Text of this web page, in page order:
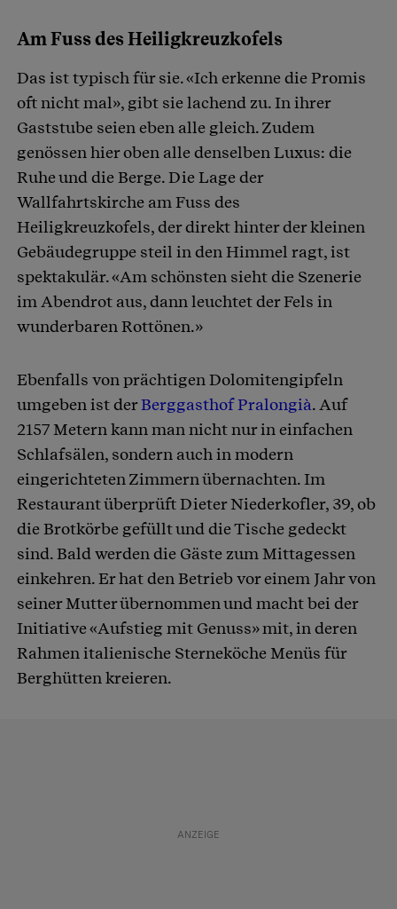
Am Fuss des Heiligkreuzkofels
Das ist typisch für sie. «Ich erkenne die Promis
oft nicht mal», gibt sie lachend zu. In ihrer
Gaststube seien eben alle gleich. Zudem
genössen hier oben alle denselben Luxus: die
Ruhe und die Berge. Die Lage der
Wallfahrtskirche am Fuss des
Heiligkreuzkofels, der direkt hinter der kleinen
Gebäudegruppe steil in den Himmel ragt, ist
spektakulär. «Am schönsten sieht die Szenerie
im Abendrot aus, dann leuchtet der Fels in
wunderbaren Rottönen.»
Ebenfalls von prächtigen Dolomitengipfeln
umgeben ist derBerggasthof Pralongià. Auf
2157 Metern kann man nicht nur in einfachen
Schlafsälen, sondern auch in modern
eingerichteten Zimmern übernachten. Im
Restaurant überprüft Dieter Niederkofler, 39, ob
die Brotkörbe gefüllt und die Tische gedeckt
sind. Bald werden die Gäste zum Mittagessen
einkehren. Er hat den Betrieb vor einem Jahr von
seiner Mutter übernommen und macht bei der
Initiative «Aufstieg mit Genuss» mit, in deren
Rahmen italienische Sterneköche Menüs für
Berghütten kreieren.